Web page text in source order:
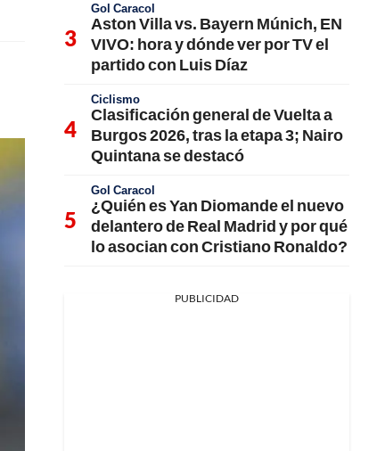
Gol Caracol
Aston Villa vs. Bayern Múnich, EN
VIVO: hora y dónde ver por TV el
partido con Luis Díaz
Ciclismo
Clasificación general de Vuelta a
Burgos 2026, tras la etapa 3; Nairo
Quintana se destacó
Gol Caracol
¿Quién es Yan Diomande el nuevo
delantero de Real Madrid y por qué
lo asocian con Cristiano Ronaldo?
PUBLICIDAD